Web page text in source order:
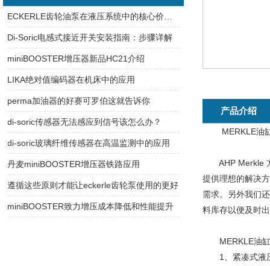
产品介绍
MERKLE油缸
AHP Merkle 方
提供理想的解决
需求。另外我们
料库存以便及时
MERKLE油缸
1、紧凑式液
Di-Soric电感式接近开关安装指南：步骤详解
miniBOOSTER增压器新品HC21介绍
LIKA绝对值编码器在机床中的应用
perma加油器的好赛可罗伯这就告诉你
di-soric传感器无法感应到信号该怎么办？
di-soric玻璃纤维传感器在高温监测中的应用
丹麦miniBOOSTER增压器铁路应用
遵循这些原则才能让eckerle齿轮泵使用的更好
miniBOOSTER致力增压成本降低和性能提升